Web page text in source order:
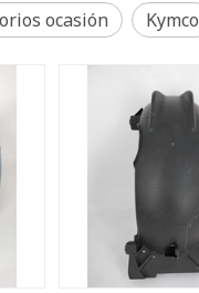
ocasión Kymco